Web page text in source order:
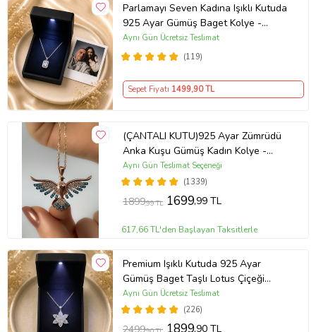
Parlamayı Seven Kadına Işıklı Kutuda
925 Ayar Gümüş Baget Kolye -
Kişiye Özel Fotoğraf Hediye
(119)
Aynı Gün Ücretsiz Teslimat
Sepet Fiyatı 1499,90 TL
(ÇANTALI KUTU)925 Ayar Zümrüdü
Anka Kuşu Gümüş Kadın Kolye -
MAVİ
(1339)
Aynı Gün Teslimat Seçeneği
1899,99 TL 1699,99 TL
617,66 TL'den Başlayan Taksitlerle
Premium Işıklı Kutuda 925 Ayar
Gümüş Baget Taşlı Lotus Çiçeği
Kolye
(226)
Aynı Gün Ücretsiz Teslimat
,90 TL